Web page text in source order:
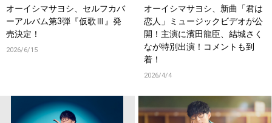
オーイシマサヨシ、セルフカバ
ーアルバム第3弾『仮歌Ⅲ』発
売決定！
2026/6/15
オーイシマサヨシ、新曲「君は
恋人」ミュージックビデオが公
開！主演に濱田龍臣、結城さく
なが特別出演！コメントも到
着！
2026/4/4